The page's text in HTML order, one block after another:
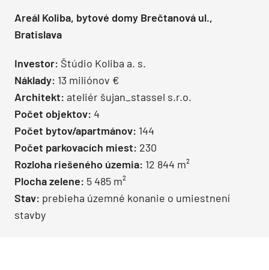
Areál Koliba, bytové domy Brečtanová ul.,
Bratislava
Investor: Štúdio Koliba a. s.
Náklady: 13 miliónov €
Architekt: ateliér šujan_stassel s.r.o.
Počet objektov: 4
Počet bytov/apartmánov: 144
Počet parkovacích miest: 230
Rozloha riešeného územia: 12 844 m²
Plocha zelene: 5 485 m²
Stav: prebieha územné konanie o umiestnení
stavby